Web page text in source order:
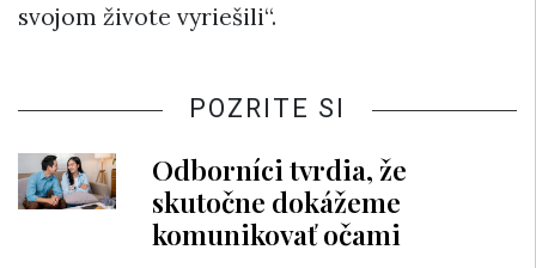
svojom živote vyriešili“.
POZRITE SI
Odborníci tvrdia, že
skutočne dokážeme
komunikovať očami